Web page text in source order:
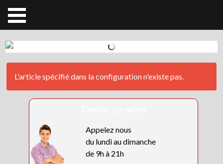
Appelez nous
du lundi au dimanche
de 9h à 21h
L'article spécifié dans la configuration n'existe pas.